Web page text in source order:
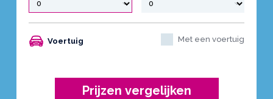
Voertuig Met een voertuig
Prijzen vergelijken